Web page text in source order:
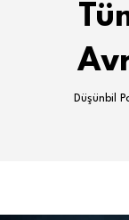
Düşünbil